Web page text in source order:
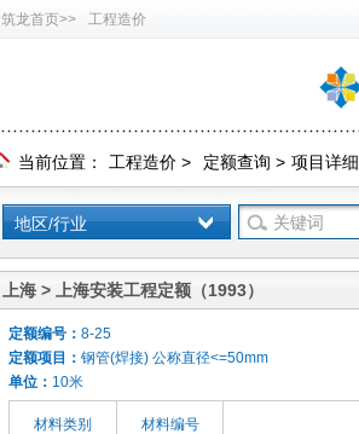
筑龙首页>> 工程造价
当前位置： 工程造价 > 定额查询 > 项目详细
地区/行业
上海 > 上海安装工程定额（1993）
定额编号： 8-25
定额项目： 钢管(焊接) 公称直径<=50mm
单位： 10米
材料类别 材料编号